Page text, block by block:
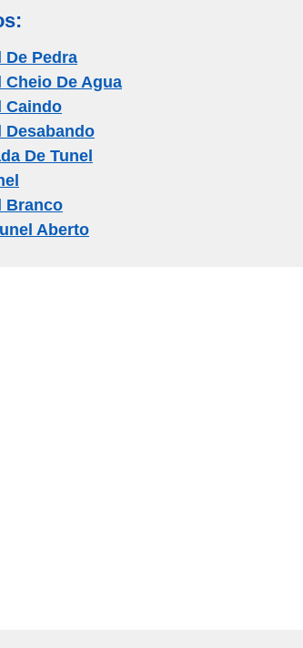
e
De Pedra
De Agua
Caindo
Desabando
De Tunel
Branco
Aberto